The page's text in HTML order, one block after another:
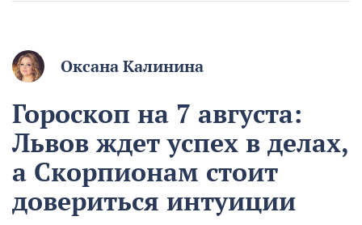
Оксана Калинина
Гороскоп на 7 августа:
Львов ждет успех в делах,
а Скорпионам стоит
довериться интуиции